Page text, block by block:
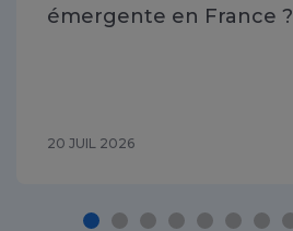
émergente en France ?
20 JUIL 2026